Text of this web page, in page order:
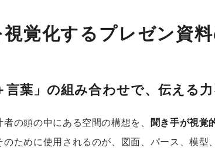
覚化するプレゼン資
言葉」の組み合わせで、伝える
の頭の中にある空間の構想を、
聞き手が視覚
のために使用されるのが、図面、パース、模型